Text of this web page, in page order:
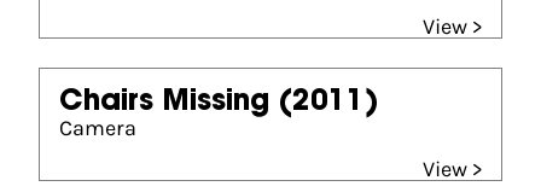
View >
Chairs Missing (2011)
Camera
View >